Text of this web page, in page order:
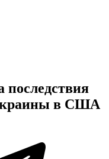
последствия
в США